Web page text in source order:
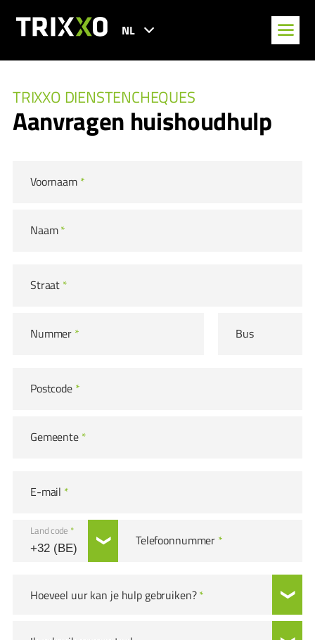
NL
TRIXXO DIENSTENCHEQUES
Aanvragen huishoudhulp
Voornaam *
Naam*
Straat *
Nummer * Bus
Postcode *
Gemeente *
E-mail *
Land code *
Telefoonnummer *
Hoeveel uur kan je hulp gebruiken?*